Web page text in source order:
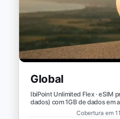
Global
IbiPoint Unlimited Flex · eSIM
dados) com 1GB de dados em
depois velocidade reduzida
Cobertura em